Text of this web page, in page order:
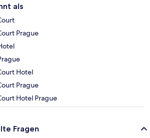
als
Prague
Hotel
Prague
Hotel Prague
Fragen